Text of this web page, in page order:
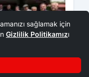
sağlamak için
Gizlilik Politikamızı